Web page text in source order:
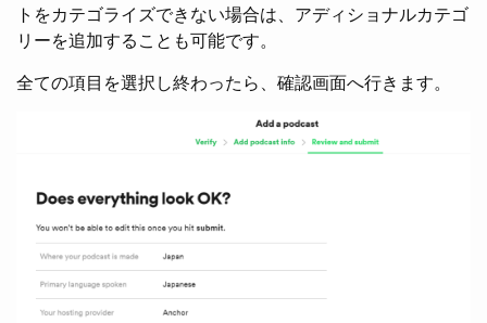
トをカテゴライズできない場合は、アディショナルカテゴ
リーを追加することも可能です。
全ての項目を選択し終わったら、確認画面へ行きます。